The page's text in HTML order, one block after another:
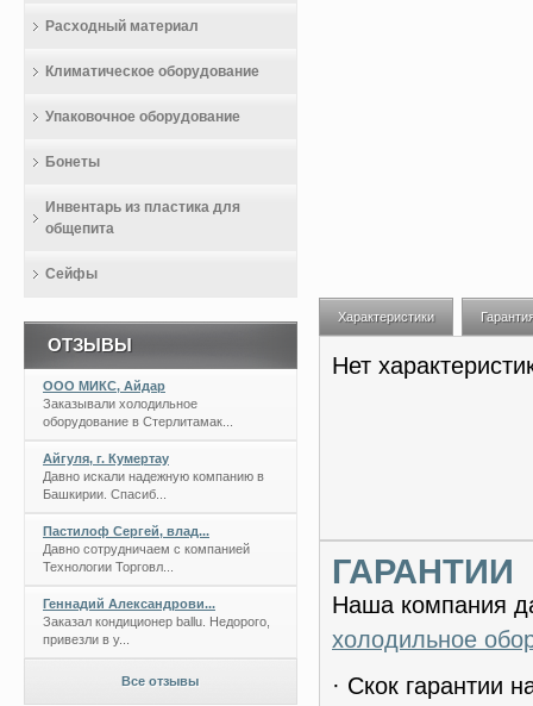
Характеристики
Нет
ГАРАНТИИ
Наша компания
холодильное
· Скок гарантии
Расходный материал
Климатическое оборудование
Упаковочное оборудование
Бонеты
Инвентарь из пластика для
общепита
Сейфы
ОТЗЫВЫ
ООО МИКС, Айдар
Заказывали холодильное
оборудование в Стерлитамак...
Айгуля, г. Кумертау
Давно искали надежную компанию в
Башкирии. Спасиб...
Пастилоф Сергей, влад...
Давно сотрудничаем с компанией
Технологии Торговл...
Геннадий Александрови...
Заказал кондиционер ballu. Недорого,
привезли в у...
Все отзывы